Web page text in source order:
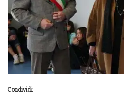
Condividi: